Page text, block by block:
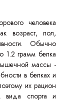
человека
возраст, пол,
Обычно
1.2 грамм белка
массы -
в белках и
их рацион
вида спорта и